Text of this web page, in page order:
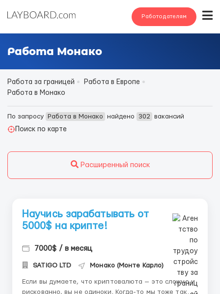
Работодателям
Работа Монако
Работа за границей
Работа в Европе
Работа в Монако
По запросу Работа в Монако найдено 302
вакансий
Поиск по карте
Расширенный поиск
Научись зарабатывать от
5000$ на крипте!
7000$ / в месяц
SATIGO LTD Монако (Монте Карло)
Если вы думаете, что криптовалюта — это сложно и
рискованно, вы не одиноки. Когда-то мы тоже так